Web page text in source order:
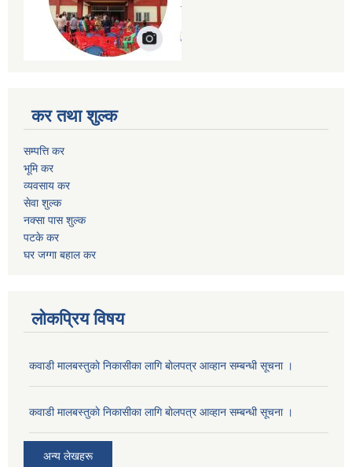
कर तथा शुल्क
सम्पत्ति कर
भूमि कर
व्यवसाय कर
सेवा शुल्क
नक्सा पास शुल्क
पटके कर
घर जग्गा बहाल कर
लोकप्रिय विषय
कवाडी मालबस्तुकाे निकासीका लागि बाेलपत्र आव्हान सम्बन्धी सूचना ।
कवाडी मालबस्तुकाे निकासीका लागि बाेलपत्र आव्हान सम्बन्धी सूचना ।
अन्य लेखहरू